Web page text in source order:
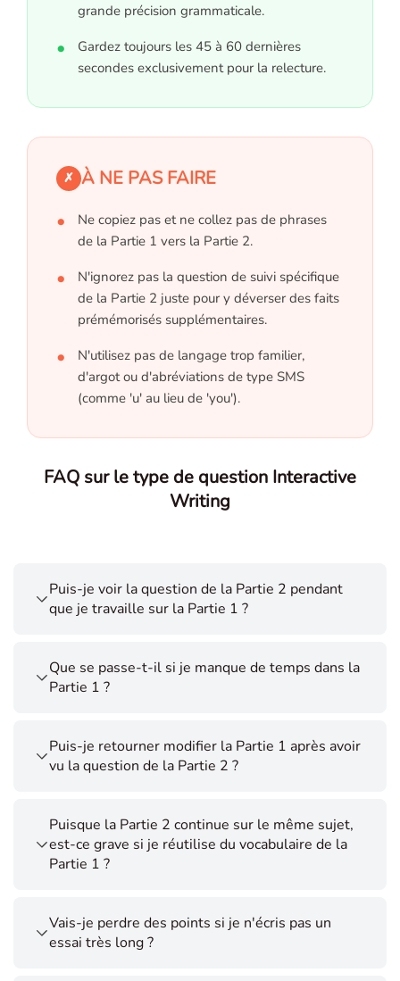
grande précision grammaticale.
Gardez toujours les 45 à 60 dernières
secondes exclusivement pour la relecture.
✗ À NE PAS FAIRE
Ne copiez pas et ne collez pas de phrases
de la Partie 1 vers la Partie 2.
N'ignorez pas la question de suivi spécifique
de la Partie 2 juste pour y déverser des faits
prémémorisés supplémentaires.
N'utilisez pas de langage trop familier,
d'argot ou d'abréviations de type SMS
(comme 'u' au lieu de 'you').
FAQ sur le type de question Interactive
Writing
Puis-je voir la question de la Partie 2 pendant
que je travaille sur la Partie 1 ?
Que se passe-t-il si je manque de temps dans la
Partie 1 ?
Puis-je retourner modifier la Partie 1 après avoir
vu la question de la Partie 2 ?
Puisque la Partie 2 continue sur le même sujet,
est-ce grave si je réutilise du vocabulaire de la
Partie 1 ?
Vais-je perdre des points si je n'écris pas un
essai très long ?